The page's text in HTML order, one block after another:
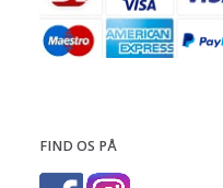
FIND OS PÅ